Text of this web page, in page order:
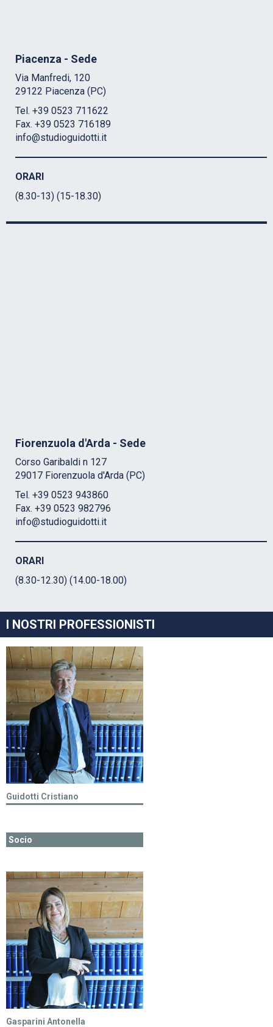
Piacenza - Sede
Via Manfredi, 120
29122 Piacenza (PC)
Tel. +39 0523 711622
Fax. +39 0523 716189
info@studioguidotti.it
ORARI
(8.30-13) (15-18.30)
Fiorenzuola d'Arda - Sede
Corso Garibaldi n 127
29017 Fiorenzuola d'Arda (PC)
Tel. +39 0523 943860
Fax. +39 0523 982796
info@studioguidotti.it
ORARI
(8.30-12.30) (14.00-18.00)
I NOSTRI PROFESSIONISTI
Guidotti Cristiano
Socio
Gasparini Antonella